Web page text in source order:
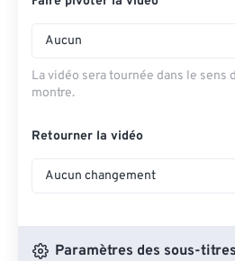
Aucun
La vidéo sera tournée dans le sens
montre.
Retourner la vidéo
Aucun changement
Paramètres des sous-titres